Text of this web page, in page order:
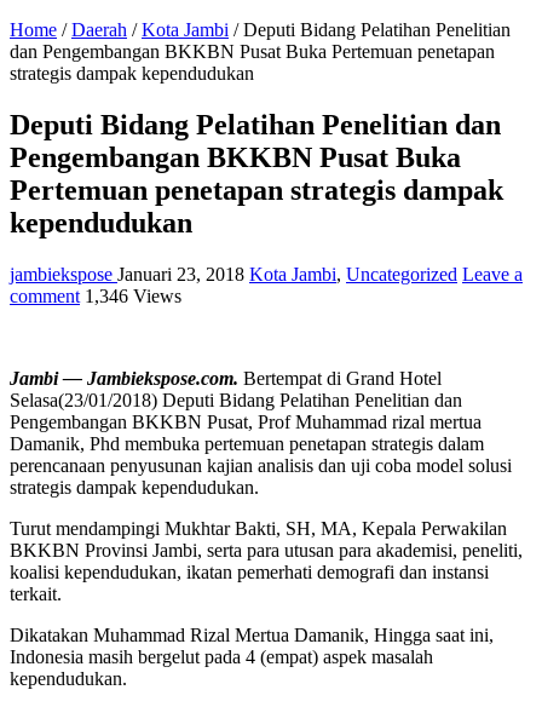
Home / Daerah / Kota Jambi / Deputi Bidang Pelatihan Penelitian
dan Pengembangan BKKBN Pusat Buka Pertemuan penetapan
strategis dampak kependudukan
Deputi Bidang Pelatihan Penelitian dan
Pengembangan BKKBN Pusat Buka
Pertemuan penetapan strategis dampak
kependudukan
jambiekspose Januari 23, 2018 Kota Jambi, Uncategorized Leave a
comment 1,346 Views
Jambi — Jambiekspose.com. Bertempat di Grand Hotel
Selasa(23/01/2018) Deputi Bidang Pelatihan Penelitian dan
Pengembangan BKKBN Pusat, Prof Muhammad rizal mertua
Damanik, Phd membuka pertemuan penetapan strategis dalam
perencanaan penyusunan kajian analisis dan uji coba model solusi
strategis dampak kependudukan.
Turut mendampingi Mukhtar Bakti, SH, MA, Kepala Perwakilan
BKKBN Provinsi Jambi, serta para utusan para akademisi, peneliti,
koalisi kependudukan, ikatan pemerhati demografi dan instansi
terkait.
Dikatakan Muhammad Rizal Mertua Damanik, Hingga saat ini,
Indonesia masih bergelut pada 4 (empat) aspek masalah
kependudukan.